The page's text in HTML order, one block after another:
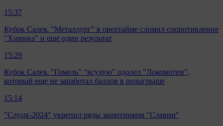
15:37
Кубок Салея. "Металлург" в овертайме сломил сопротивление
"Химика" и еще один результат
15:29
Кубок Салея. "Гомель" "всухую" одолел "Локомотив",
который еще не заработал баллов в розыгрыше
15:14
"Слуцк-2024" укрепил ряды защитником "Славии"